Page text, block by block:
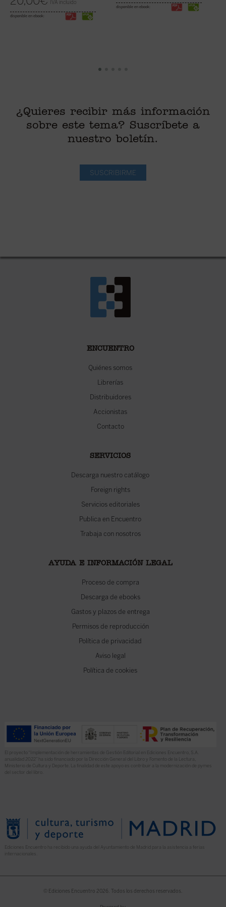
IVA incluido
disponible en ebook:
disponible en ebook:
¿Quieres recibir más información
sobre este tema? Suscríbete a
nuestro boletín.
SUSCRIBIRME
ENCUENTRO
Quiénes somos
Librerías
Distribuidores
Accionistas
Contacto
SERVICIOS
Descarga nuestro catálogo
Foreign rights
Servicios editoriales
Publica en Encuentro
Trabaja con nosotros
AYUDA E INFORMACIÓN LEGAL
Proceso de compra
Descarga de ebooks
Gastos y plazos de entrega
Permisos de reproducción
Política de privacidad
Aviso legal
Política de cookies
El proyecto “Implementación de herramientas de Gestión Editorial en Ediciones Encuentro, S.A.
anualidad 2022” ha sido financiado por la Dirección General del Libro y Fomento de la Lectura,
Ministerio de Cultura y Deporte. La finalidad de este apoyo es contribuir a la modernización de pymes
del sector del libro.
Ediciones Encuentro ha recibido una ayuda del Ayuntamiento de Madrid para la asistencia a ferias
© Ediciones Encuentro 2026. Todos los derechos reservados.